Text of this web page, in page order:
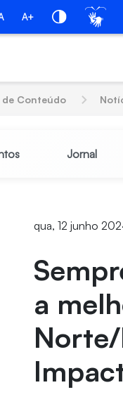
A+
Conteúdo
Jornal
qua, 12 junho
a